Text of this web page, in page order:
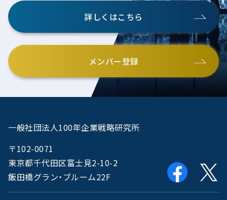
詳しくはこちら
メンバー登録
一般社団法人100年企業戦略研究所
〒102-0071
東京都千代田区富士見2-10-2
飯田橋グラン・ブルーム22F